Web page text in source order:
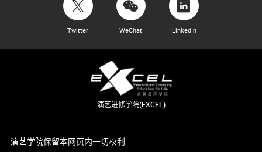
Twitter WeChat LinkedIn
演艺进修学院(EXCEL)
演艺学院保留本网页内一切权利